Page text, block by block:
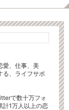
愛、仕事、美
る、ライフサポ
で数十万フォ
計1万人以上の恋